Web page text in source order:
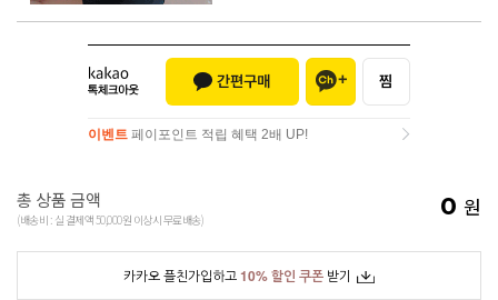
이벤트 페이포인트 적립 혜택 2배 UP!
총 상품 금액
(배송비 : 실 결제액 50,000원 이상시 무료배송) 0 원
카카오 플친가입하고10% 할인 쿠폰 받기